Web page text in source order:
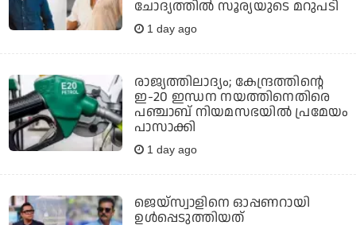
ചോദ്യത്തില്‍ സൂര്യയുടെ മറുപടി
1 day ago
രാജ്യത്തിലാദ്യം; കേന്ദ്രത്തിന്റെ
ഇ-20 ഇന്ധന നയത്തിനെതിരെ
പഞ്ചാബ് നിയമസഭയില്‍ പ്രമേയം
പാസാക്കി
1 day ago
ജെയ്‌സ്വാളിനെ ഓപ്പണറായി
ഉള്‍പ്പെടുത്തിയത്